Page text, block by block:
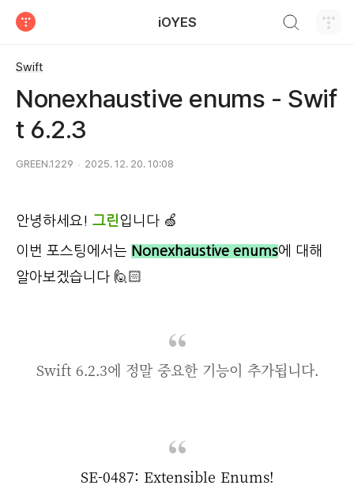
iOYES
Swift
Nonexhaustive enums - Swif
t 6.2.3
GREEN.1229 2025. 12. 20. 10:08
안녕하세요! 그린입니다 🍏
이번 포스팅에서는 Nonexhaustive enums에 대해
알아보겠습니다 🙋🏻
Swift 6.2.3에 정말 중요한 기능이 추가됩니다.
SE-0487: Extensible Enums!